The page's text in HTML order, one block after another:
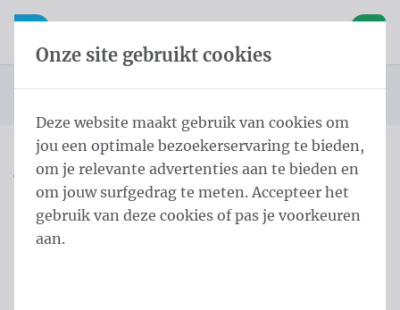
Inhoud overslaan
Taalkeuze overslaan
Open mobiele navigatie
Startpagina
Producten
Vlaggen
Officiële vlaggen
Landenvlaggen
Landenvlaggen Azië Vlag Vietnam 100x150 cm
Vlag Vietnam 100x150 cm
Productinformatie
Onze site gebruikt cookies
Deze website maakt gebruik van cookies om
jou een optimale bezoekerservaring te bieden,
om je relevante advertenties aan te bieden en
om jouw surfgedrag te meten. Accepteer het
gebruik van deze cookies of pas je voorkeuren
aan.